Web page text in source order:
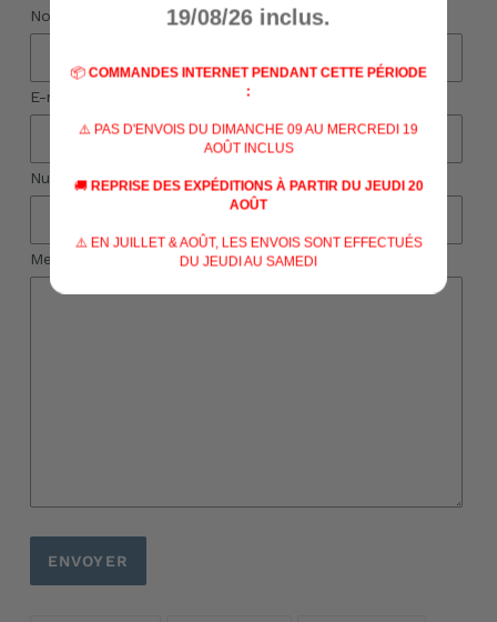
Nom
E-mail
Numéro de téléphone
Message
19/08/26 inclus.
📦 COMMANDES INTERNET PENDANT CETTE PÉRIODE
:
⚠️ PAS D'ENVOIS DU DIMANCHE 09 AU MERCREDI 19
AOÛT INCLUS
🚚 REPRISE DES EXPÉDITIONS À PARTIR DU JEUDI 20
AOÛT
⚠️ EN JUILLET & AOÛT, LES ENVOIS SONT EFFECTUÉS
DU JEUDI AU SAMEDI